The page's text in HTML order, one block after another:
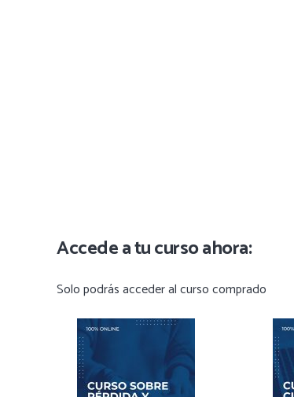
Accede a tu curso ahora:
Solo podrás acceder al curso comprado